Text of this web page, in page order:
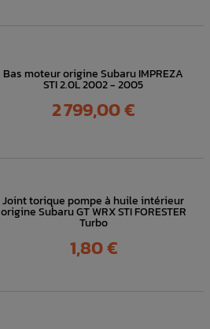
Bas moteur origine Subaru IMPREZA
STI 2.0L 2002 - 2005
Prix
2 799,00 €
Joint torique pompe à huile intérieur
origine Subaru GT WRX STI FORESTER
Turbo
Prix
1,80 €